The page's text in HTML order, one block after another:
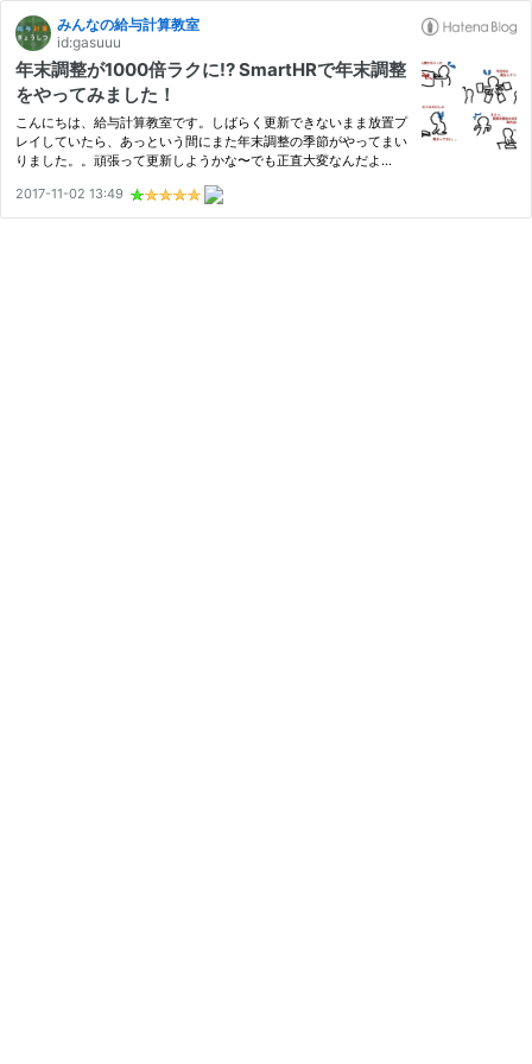
みんなの給与計算教室
id:gasuuu
年末調整が1000倍ラクに!? SmartHRで年末調整
をやってみました！
こんにちは、給与計算教室です。しばらく更新できないまま放置プ
レイしていたら、あっという間にまた年末調整の季節がやってまい
りました。。頑張って更新しようかな〜でも正直大変なんだよ
artHRを使えばとんでもなく恐ろしいほど簡単に年末調整ができる
らしく…
2017-11-02 13:49